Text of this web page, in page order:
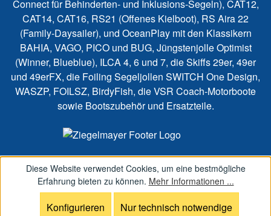
Connect für Behinderten- und Inklusions-Segeln), CAT12,
CAT14, CAT16, RS21 (Offenes Kielboot), RS Aira 22
(Family-Daysailer), und OceanPlay mit den Klassikern
BAHIA, VAGO, PICO und BUG, Jüngstenjolle Optimist
(Winner, Blueblue), ILCA 4, 6 und 7, die Skiffs 29er, 49er
und 49erFX, die Foiling Segeljollen SWITCH One Design,
WASZP, FOILSZ, BirdyFish, die VSR Coach-Motorboote
sowie Bootszubehör und Ersatzteile.
Diese Website verwendet Cookies, um eine bestmögliche
Erfahrung bieten zu können. Mehr Informationen ...
Nur technisch notwendige
Konfigurieren